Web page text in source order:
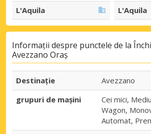
L'Aquila L'Aquila
Informații despre punctele de la
Avezzano Oraș
Destinaţie
Avezzano
grupuri de mașini
Cei mici,
Wagon,
Automat,